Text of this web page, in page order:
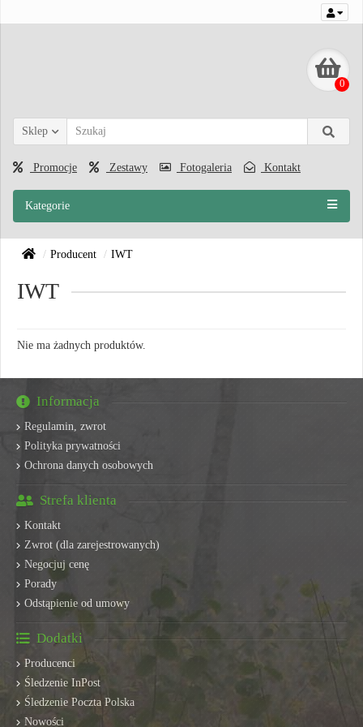
0
Sklep
Promocje Zestawy Fotogaleria Kontakt
Kategorie
Producent IWT
IWT
Nie ma żadnych produktów.
Informacja
Regulamin, zwrot
Polityka prywatności
Ochrona danych osobowych
Strefa klienta
Kontakt
Zwrot (dla zarejestrowanych)
Negocjuj cenę
Porady
Odstąpienie od umowy
Dodatki
Producenci
Śledzenie InPost
Śledzenie Poczta Polska
Nowości